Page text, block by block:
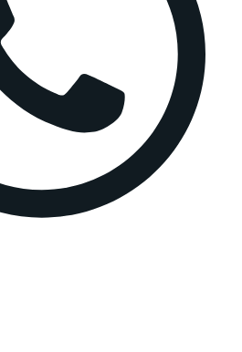
des Deutschen Bundestages
video